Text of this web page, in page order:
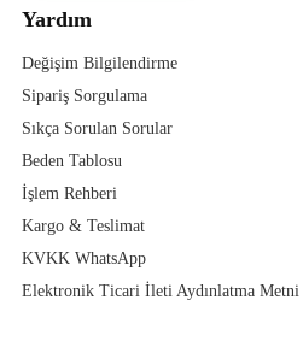
Yardım
Değişim Bilgilendirme
Sipariş Sorgulama
Sıkça Sorulan Sorular
Beden Tablosu
İşlem Rehberi
Kargo & Teslimat
KVKK WhatsApp
Elektronik Ticari İleti Aydınlatma Metni